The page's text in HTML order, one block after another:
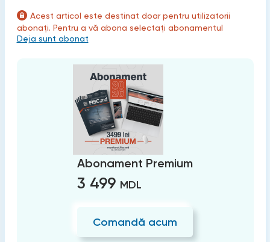
Acest articol este destinat doar pentru utilizatorii
abonați. Pentru a vă abona selectați abonamentul
Deja sunt abonat
Abonament Premium
3 499 MDL
Comandă acum